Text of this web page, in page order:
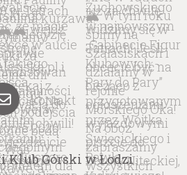
kontakt
Klub Górski w Łodzi